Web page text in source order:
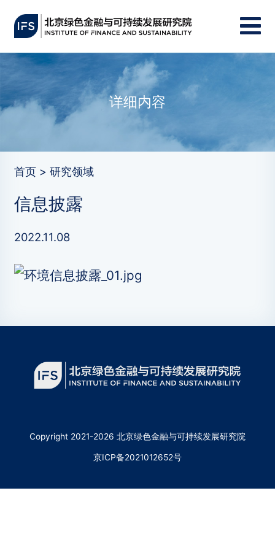
详细内容
首页 > 研究领域
信息披露
2022.11.08
Copyright 2021-2026 北京绿色金融与可持续发展研究院
京ICP备2021012652号